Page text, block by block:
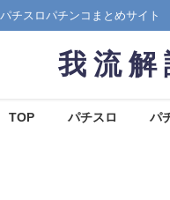
パチスロパチンコまとめサイト
我 流 解
TOP パチスロ パ